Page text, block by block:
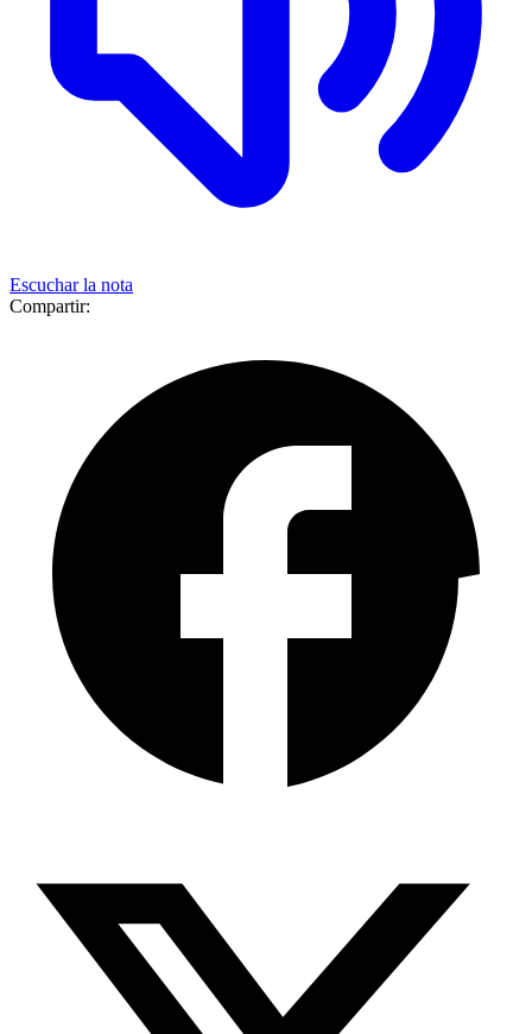
Escuchar la nota
Compartir: